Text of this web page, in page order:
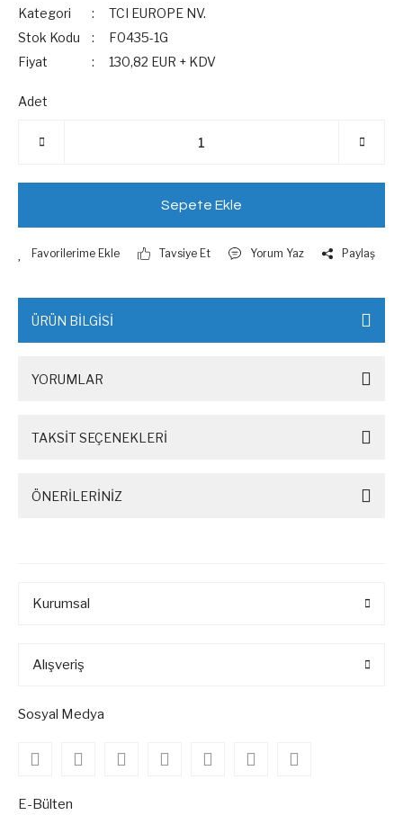
Kategori
TCI EUROPE NV.
Stok Kodu
F0435-1G
Fiyat
130,82 EUR + KDV
Adet
Sepete Ekle
Tavsiye Et Yorum Yaz Paylaş
ÜRÜN BİLGİSİ
YORUMLAR
TAKSİT SEÇENEKLERİ
ÖNERİLERİNİZ
Kurumsal
Alışveriş
Sosyal Medya
E-Bülten